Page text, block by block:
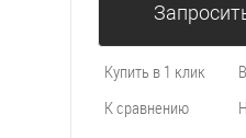
Купить в 1 клик
К сравнению